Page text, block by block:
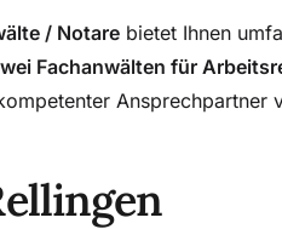
/ Notare bietet Ihnen
Fachanwälten für
Ansprechpartner